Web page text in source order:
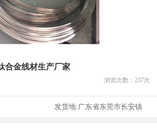
合金线材生产厂家
浏览次数： 237次
发货地:广东省东莞市长安镇